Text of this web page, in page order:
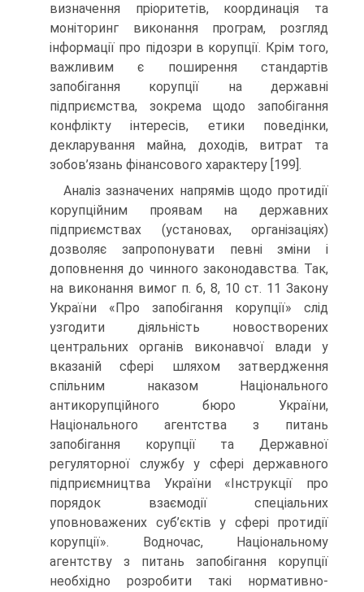
визначення пріоритетів, координація та
моніторинг виконання програм, розгляд
інформації про підозри в корупції. Крім того,
важливим є поширення стандартів
запобігання корупції на державні
підприємства, зокрема щодо запобігання
конфлікту інтересів, етики поведінки,
декларування майна, доходів, витрат та
зобов’язань фінансового характеру [199].
Аналіз зазначених напрямів щодо протидії
корупційним проявам на державних
підприємствах (установах, організаціях)
дозволяє запропонувати певні зміни і
доповнення до чинного законодавства. Так,
на виконання вимог п. 6, 8, 10 ст. 11 Закону
України «Про запобігання корупції» слід
узгодити діяльність новостворених
центральних органів виконавчої влади у
вказаній сфері шляхом затвердження
спільним наказом Національного
антикорупційного бюро України,
Національного агентства з питань
запобігання корупції та Державної
регуляторної службу у сфері державного
підприємництва України «Інструкції про
порядок взаємодії спеціальних
уповноважених суб’єктів у сфері протидії
корупції». Водночас, Національному
агентству з питань запобігання корупції
необхідно розробити такі нормативно-